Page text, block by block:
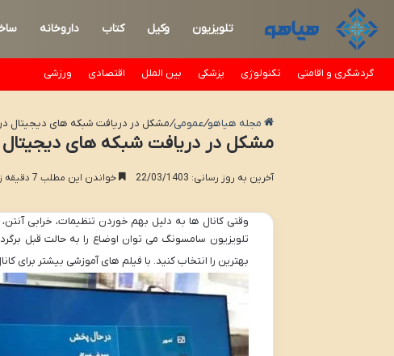
تلویزیون وکیل کتاب داروخانه
گردشگری و اقامتی تکنولوژی پزشکی بین الملل اقتصادی ورزشی
مجله هیاهو/عمومی/مشکل در دریافت شبکه های دیجیتال
مشکل در دریافت شبکه های
آخرین به روز رسانی: 22/03/1403 خواندن این مطلب 7 دقیقه زمان میبرد
وقتی کانال ها به دلیل بهم خوردن تنظیمات، خرابی
تلویزیون سامسونگ می توان اوضاع را به حالت قبل
بهترین را انتخاب کنید. با فیلم های آموزشی بیشتر برای